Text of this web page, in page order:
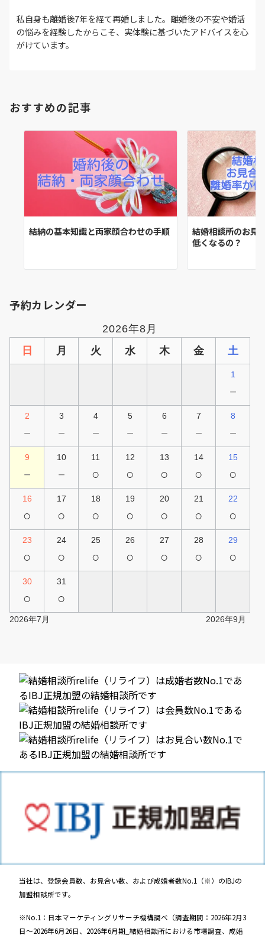
私自身も離婚後7年を経て再婚しました。離婚後の不安や婚活
の悩みを経験したからこそ、実体験に基づいたアドバイスを心
がけています。
おすすめの記事
結納の基本知識と両家顔合わせの手順
結婚相談所のお見
低くなるの？
予約カレンダー
2026年8月
日
月 火 水 木 金 土
1
－
2
－
3
－
4
－
5
－
6
－
7
－
8
－
9
－
10
－
11
○
12
○
13
○
14
○
15
○
16
○
17
○
18
○
19
○
20
○
21
○
22
○
23
○
24
○
25
○
26
○
27
○
28
○
29
○
30
○
31
○
2026年7月 2026年9月
当社は、登録会員数、お見合い数、および成婚者数No.1（※）のIBJの
加盟相談所です。
※No.1：日本マーケティングリサーチ機構調べ（調査期間：2026年2月3
日～2026年6月26日、2026年6月期_結婚相談所における市場調査、成婚